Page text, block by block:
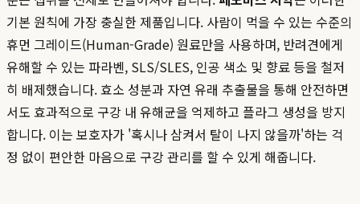
기본 원칙에 가장 충실한 제품입니다. 사람이 먹을 수 있는 수준의
휴먼 그레이드(Human-Grade) 원료만을 사용하며, 반려견에게
유해할 수 있는 파라벤, SLS/SLES, 인공 색소 및 향료 등을 철저
히 배제했습니다. 효소 성분과 자연 유래 추출물을 통해 안전하면
서도 효과적으로 구강 내 유해균을 억제하고 플라그 생성을 방지
합니다. 이는 보호자가 '혹시나 삼켜서 탈이 나지 않을까'하는 걱
정 없이 편안한 마음으로 구강 관리를 할 수 있게 해줍니다.